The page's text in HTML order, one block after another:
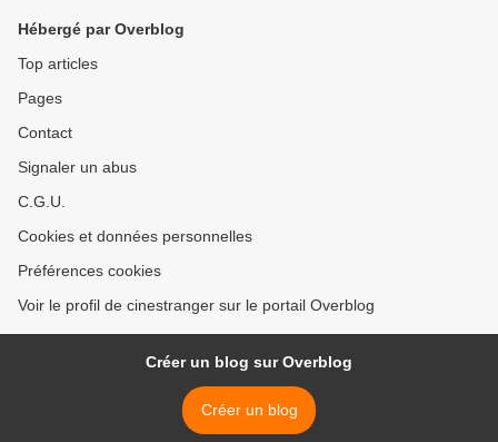
Hébergé par Overblog
Top articles
Pages
Contact
Signaler un abus
C.G.U.
Cookies et données personnelles
Préférences cookies
Voir le profil de cinestranger sur le portail Overblog
Créer un blog sur Overblog
Créer un blog